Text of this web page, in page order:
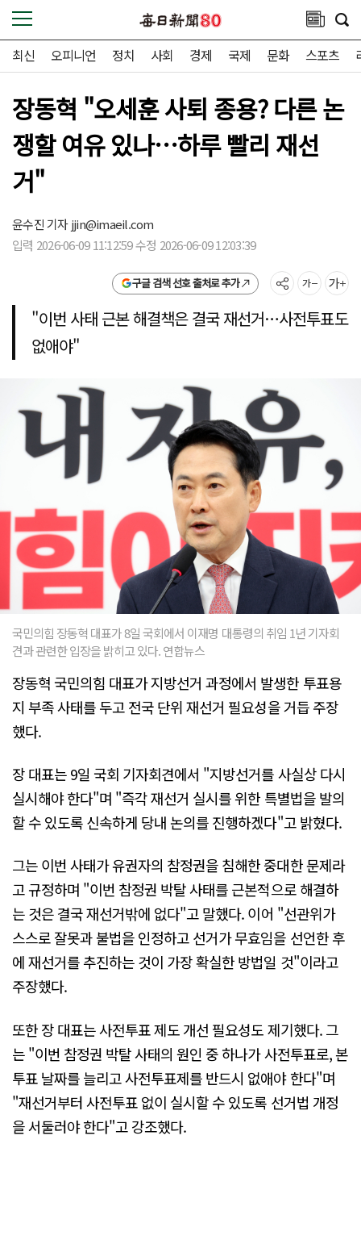
최신 오피니언 정치 사회 경제 국제 문화 스포츠
장동혁 "오세훈 사퇴 종용? 다른 논
쟁할 여유 있나…하루 빨리 재선
거"
윤수진 기자jjin@imaeil.com
입력 2026-06-09 11:12:59 수정 2026-06-09 12:03:39
구글 검색 선호 출처로 추가
"이번 사태 근본 해결책은 결국 재선거…사전투표도
없애야"
국민의힘 장동혁 대표가 8일 국회에서 이재명 대통령의 취임 1년 기자회
견과 관련한 입장을 밝히고 있다. 연합뉴스
장동혁 국민의힘 대표가 지방선거 과정에서 발생한 투표용
지 부족 사태를 두고 전국 단위 재선거 필요성을 거듭 주장
했다.
장 대표는 9일 국회 기자회견에서 "지방선거를 사실상 다시
실시해야 한다"며 "즉각 재선거 실시를 위한 특별법을 발의
할 수 있도록 신속하게 당내 논의를 진행하겠다"고 밝혔다.
그는 이번 사태가 유권자의 참정권을 침해한 중대한 문제라
고 규정하며 "이번 참정권 박탈 사태를 근본적으로 해결하
는 것은 결국 재선거밖에 없다"고 말했다. 이어 "선관위가
스스로 잘못과 불법을 인정하고 선거가 무효임을 선언한 후
에 재선거를 추진하는 것이 가장 확실한 방법일 것"이라고
주장했다.
또한 장 대표는 사전투표 제도 개선 필요성도 제기했다. 그
는 "이번 참정권 박탈 사태의 원인 중 하나가 사전투표로, 본
투표 날짜를 늘리고 사전투표제를 반드시 없애야 한다"며
"재선거부터 사전투표 없이 실시할 수 있도록 선거법 개정
을 서둘러야 한다"고 강조했다.